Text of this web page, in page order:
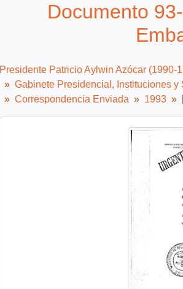
Documento
Presidente Patricio Aylwin Azócar (1990-
Gabinete Presidencial, Instituciones y
Correspondencia Enviada
1993